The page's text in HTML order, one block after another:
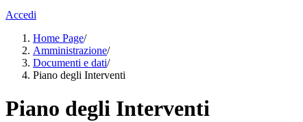
Accedi
Home Page/
Amministrazione/
Documenti e dati/
Piano degli Interventi
Piano degli Interventi